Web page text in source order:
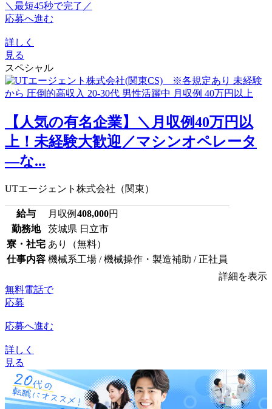
＼最短45秒で完了／
応募へ進む
詳しく
見る
スペシャル
【人気の有名企業】＼月収例40万円以
上！未経験大歓迎／マシンオペレータ
―な...
UTエージェント株式会社（関東）
給与 月収例 408,000円
勤務地
茨城県 日立市
寮・社宅 あり（無料）
仕事内容 機械系工場 / 機械操作・製造補助 / 正社員
詳細を表示
無料電話で
応募
応募へ進む
詳しく
見る